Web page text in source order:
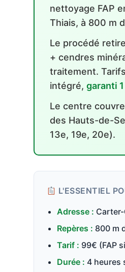
nettoyage FAP
Thiais, à 800 m
Le procédé
+ cendres
traitement.
intégré, garanti
Le centre
des Hauts-de-
13e, 19e, 20e).
L'ESSENTIEL
Adresse :
Repères : 800 m
Tarif : 99€ (FAP
Durée : 4 heures